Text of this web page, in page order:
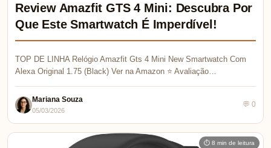
Review Amazfit GTS 4 Mini: Descubra Por
Que Este Smartwatch É Imperdível!
TOP DE LINHA Relógio Amazfit Gts 4 Mini New Smartwatch Com
Alexa Original 1.75 (Black) Ver na Amazon ⭐ Avaliação…
Mariana Souza
05/03/2026
💬 0
⏱ 8 min de leitura